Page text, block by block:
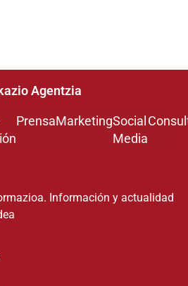
Agentzia
PrensaMarketingSocial
Media
Información y actualidad